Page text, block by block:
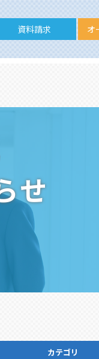
資料請求 オ
せ
カテゴリ